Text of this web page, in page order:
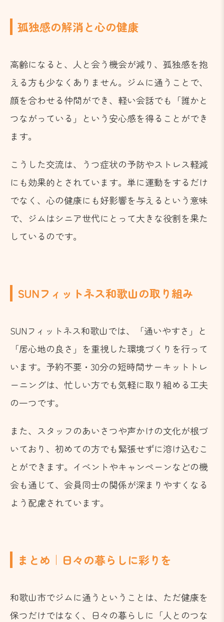
孤独感の解消と心の健康
高齢になると、人と会う機会が減り、孤独感を抱
える方も少なくありません。ジムに通うことで、
顔を合わせる仲間ができ、軽い会話でも「誰かと
つながっている」という安心感を得ることができ
ます。
こうした交流は、うつ症状の予防やストレス軽減
にも効果的とされています。単に運動をするだけ
でなく、心の健康にも好影響を与えるという意味
で、ジムはシニア世代にとって大きな役割を果た
しているのです。
SUNフィットネス和歌山の取り組み
SUNフィットネス和歌山では、「通いやすさ」と
「居心地の良さ」を重視した環境づくりを行って
います。予約不要・30分の短時間サーキットトレ
ーニングは、忙しい方でも気軽に取り組める工夫
の一つです。
また、スタッフのあいさつや声かけの文化が根づ
いており、初めての方でも緊張せずに溶け込むこ
とができます。イベントやキャンペーンなどの機
会も通じて、会員同士の関係が深まりやすくなる
よう配慮されています。
まとめ｜日々の暮らしに彩りを
和歌山市でジムに通うということは、ただ健康を
保つだけではなく、日々の暮らしに「人とのつな